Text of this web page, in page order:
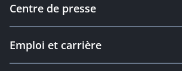
Centre de presse
Emploi et carrière